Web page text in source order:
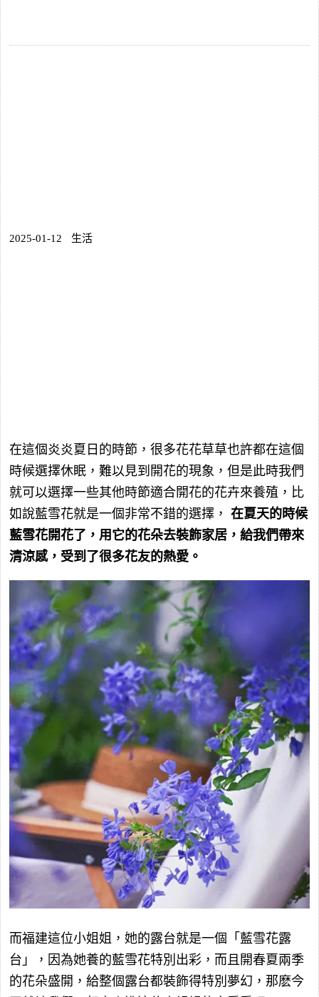
2025-01-12 生活
在這個炎炎夏日的時節，很多花花草草也許都在這個
時候選擇休眠，難以見到開花的現象，但是此時我們
就可以選擇一些其他時節適合開花的花卉來養殖，比
如說藍雪花就是一個非常不錯的選擇， 在夏天的時候
藍雪花開花了，用它的花朵去裝飾家居，給我們帶來
清涼感，受到了很多花友的熱愛。
而福建這位小姐姐，她的露台就是一個「藍雪花露
台」，因為她養的藍雪花特別出彩，而且開春夏兩季
的花朵盛開，給整個露台都裝飾得特別夢幻，那麽今